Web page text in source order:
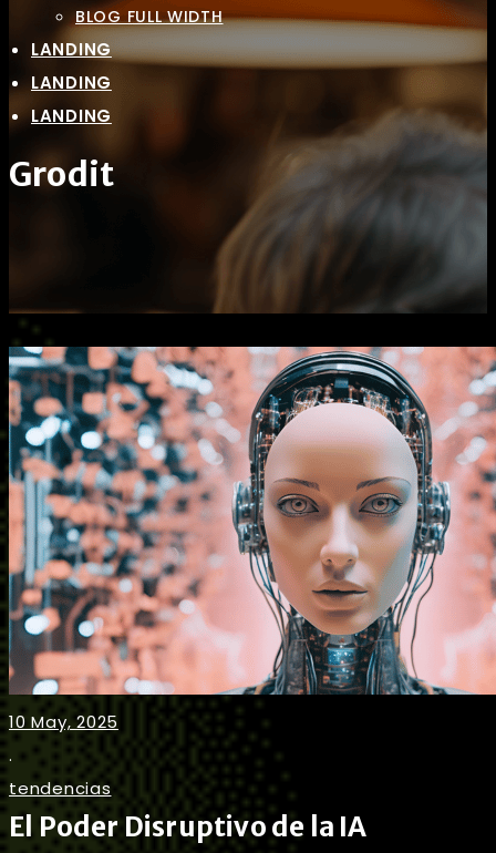
BLOG FULL WIDTH
LANDING
LANDING
LANDING
Grodit
10 May, 2025
.
tendencias
El Poder Disruptivo de la IA